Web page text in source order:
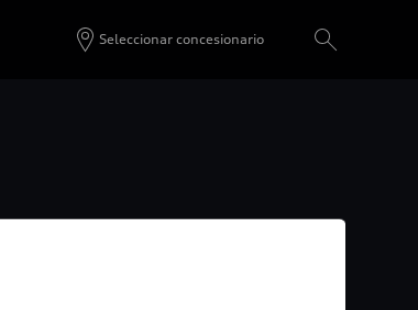
Seleccionar concesionario